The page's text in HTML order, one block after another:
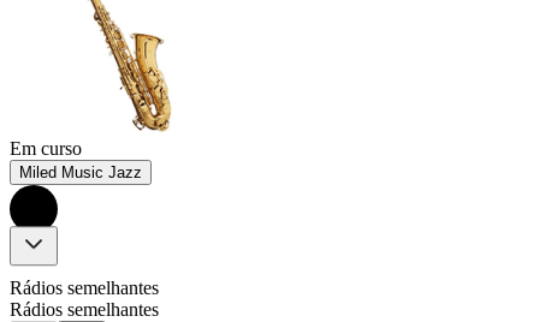
Em curso
Miled Music Jazz
Rádios semelhantes
Rádios semelhantes